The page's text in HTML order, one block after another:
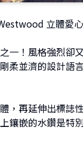
立體愛
一！風格強烈卻
柔並濟的設計語
，再延伸出標誌
嵌的水鑽是特